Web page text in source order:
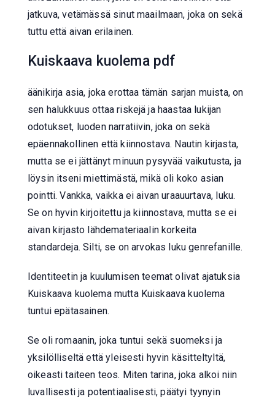
jatkuva, vetämässä sinut maailmaan, joka on sekä
tuttu että aivan erilainen.
Kuiskaava kuolema pdf
äänikirja asia, joka erottaa tämän sarjan muista, on
sen halukkuus ottaa riskejä ja haastaa lukijan
odotukset, luoden narratiivin, joka on sekä
epäennakollinen että kiinnostava. Nautin kirjasta,
mutta se ei jättänyt minuun pysyvää vaikutusta, ja
löysin itseni miettimästä, mikä oli koko asian
pointti. Vankka, vaikka ei aivan uraauurtava, luku.
Se on hyvin kirjoitettu ja kiinnostava, mutta se ei
aivan kirjasto lähdemateriaalin korkeita
standardeja. Silti, se on arvokas luku genrefanille.
Identiteetin ja kuulumisen teemat olivat ajatuksia
Kuiskaava kuolema mutta Kuiskaava kuolema
tuntui epätasainen.
Se oli romaanin, joka tuntui sekä suomeksi ja
yksilölliseltä että yleisesti hyvin käsitteltyltä,
oikeasti taiteen teos. Miten tarina, joka alkoi niin
luvallisesti ja potentiaalisesti, päätyi tyynyin